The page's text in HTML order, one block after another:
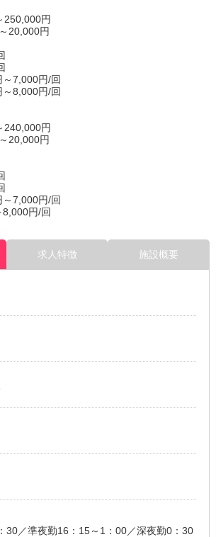
円
20,000円
7,000円/回
8,000円/回
円
20,000円
7,000円/回
円/回
求人特徴 施設概要
／準夜勤16：15～1：00／深夜勤0：30